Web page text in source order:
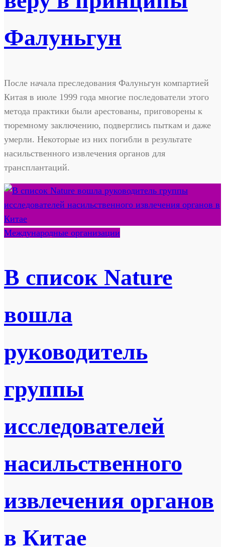
Фалуньгун
После начала преследования Фалуньгун компартией
Китая в июле 1999 года многие последователи этого
метода практики были арестованы, приговорены к
тюремному заключению, подверглись пыткам и даже
умерли. Некоторые из них погибли в результате
насильственного извлечения органов для
трансплантаций.
Международные организации
В список Nature
вошла
руководитель
группы
исследователей
насильственного
извлечения органов
в Китае